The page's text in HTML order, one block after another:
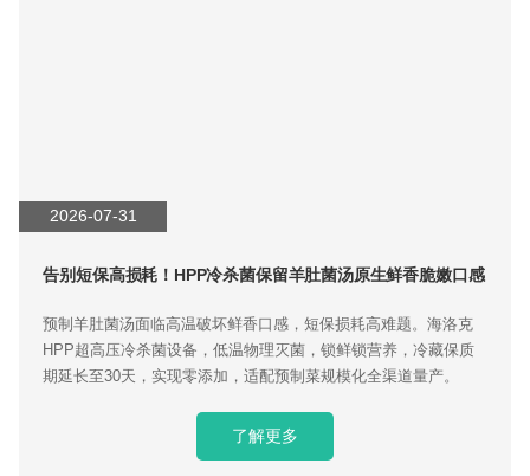
2026-07-31
告别短保高损耗！HPP冷杀菌保留羊肚菌汤原生鲜香脆嫩口感
预制羊肚菌汤面临高温破坏鲜香口感，短保损耗高难题。海洛克
HPP超高压冷杀菌设备，低温物理灭菌，锁鲜锁营养，冷藏保质
期延长至30天，实现零添加，适配预制菜规模化全渠道量产。
了解更多